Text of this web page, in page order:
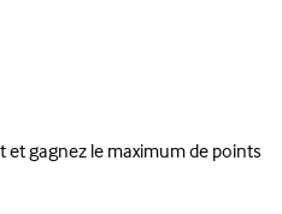
gagnez le maximum de points